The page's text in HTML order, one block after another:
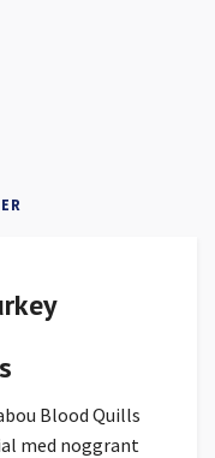
Blood Quills
med noggrant